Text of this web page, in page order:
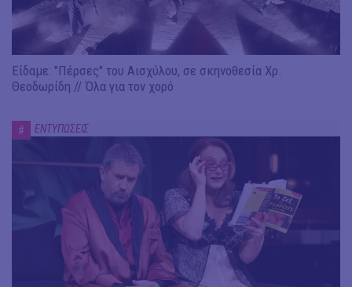
Είδαμε: "Πέρσες" του Αισχύλου, σε σκηνοθεσία Χρ.
Θεοδωρίδη // Όλα για τον χορό
# ΕΝΤΥΠΩΣΕΙΣ